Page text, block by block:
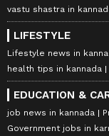
vastu shastra in
LIFESTYLE
Lifestyle news in
health tips in kannada
EDUCATION &
job news in kannada
Government jobs in